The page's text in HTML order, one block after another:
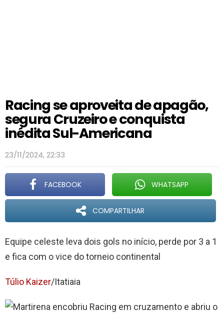
Racing se aproveita de apagão,
segura Cruzeiro e conquista
inédita Sul-Americana
23/11/2024, 22:33
FACEBOOK WHATSAPP
COMPARTILHAR
Equipe celeste leva dois gols no início, perde por 3 a 1
e fica com o vice do torneio continental
Túlio Kaizer/Itatiaia